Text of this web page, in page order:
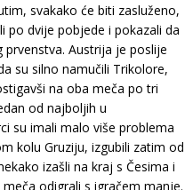
svakako će biti zasluženo,
po dvije pobjede i pokazali da
prvenstva. Austrija je poslije
su silno namučili Trikolore,
na oba meča po tri
od najboljih u
su imali malo više problema
kolu Gruziju, izgubili zatim od
izašli na kraj s Česima i
odigrali s igračem manje.